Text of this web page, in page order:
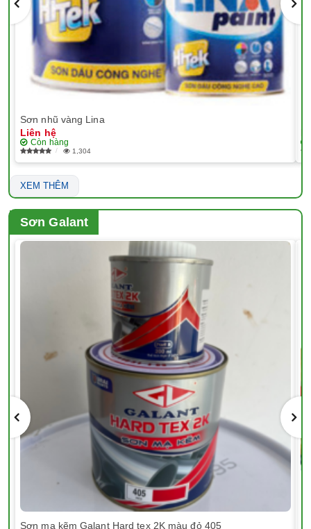
Sơn nhũ vàng Lina
Liên hệ
Còn hàng
1,304
XEM THÊM
Sơn Galant
Sơn mạ kẽm Galant Hard tex 2K màu đỏ 405